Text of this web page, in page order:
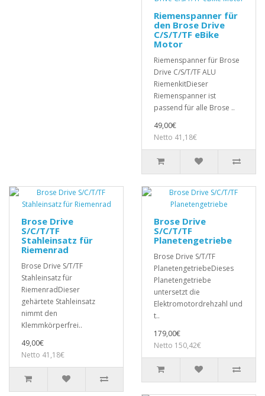
Riemenspanner für
den Brose Drive
C/S/T/TF eBike
Motor
Riemenspanner für Brose
Drive C/S/T/TF ALU
RiemenkitDieser
Riemenspanner ist
passend für alle Brose ..
49,00€
Netto 41,18€
Brose Drive
S/C/T/TF
Stahleinsatz für
Riemenrad
Brose Drive S/T/TF
Stahleinsatz für
RiemenradDieser
gehärtete Stahleinsatz
nimmt den
Klemmkörperfrei..
49,00€
Netto 41,18€
Brose Drive
S/C/T/TF
Planetengetriebe
Brose Drive S/T/TF
PlanetengetriebeDieses
Planetengetriebe
untersetzt die
Elektromotordrehzahl und
t..
179,00€
Netto 150,42€